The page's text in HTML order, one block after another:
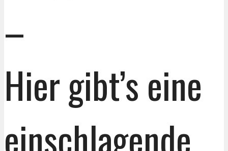
–
Hier gibt’s eine
einschlagende